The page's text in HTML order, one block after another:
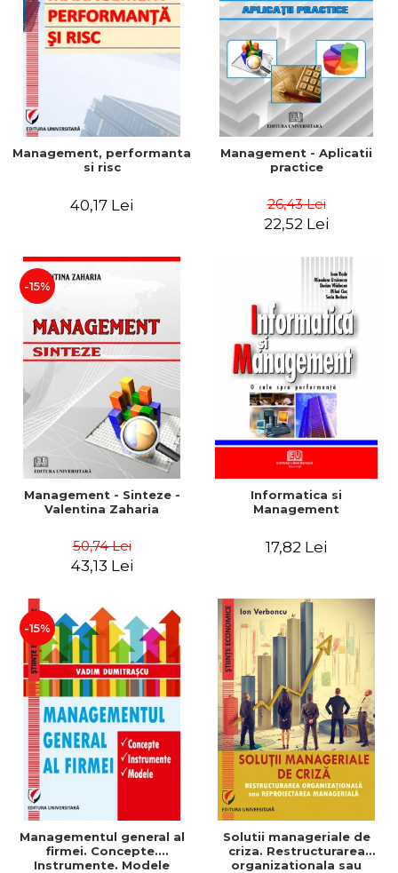
Management, performanta
si risc
40,17 Lei
Management - Aplicatii
practice
26,43 Lei
22,52 Lei
-15%
Management - Sinteze -
Valentina Zaharia
50,74 Lei
43,13 Lei
Informatica si
Management
17,82 Lei
-15%
Managementul general al
firmei. Concepte.
Instrumente. Modele
Solutii manageriale de
criza. Restructurarea
organizationala sau